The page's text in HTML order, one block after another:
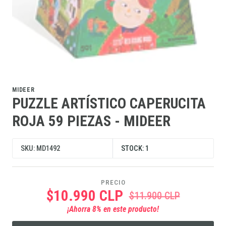
MIDEER
PUZZLE ARTÍSTICO CAPERUCITA
ROJA 59 PIEZAS - MIDEER
SKU: MD1492 STOCK: 1
PRECIO
$10.990 CLP $11.900 CLP
¡Ahorra 8% en este producto!